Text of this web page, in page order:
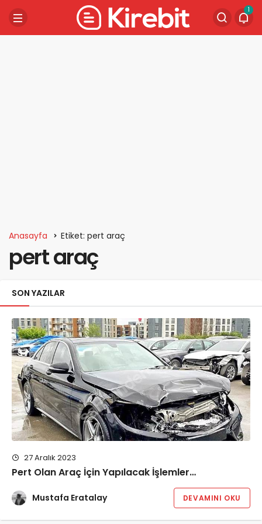
1
Anasayfa Etiket: pert araç
pert araç
SON YAZILAR
27 Aralık 2023
Pert Olan Araç İçin Yapılacak İşlemler…
Mustafa Eratalay DEVAMINI OKU